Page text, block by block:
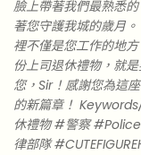
臉上帶著我們最熟悉
著您守護我城的歲月
裡不僅是您工作的地
份上司退休禮物，就
您，Sir！感謝您為這
的新篇章！
休禮物 #警察
律部隊